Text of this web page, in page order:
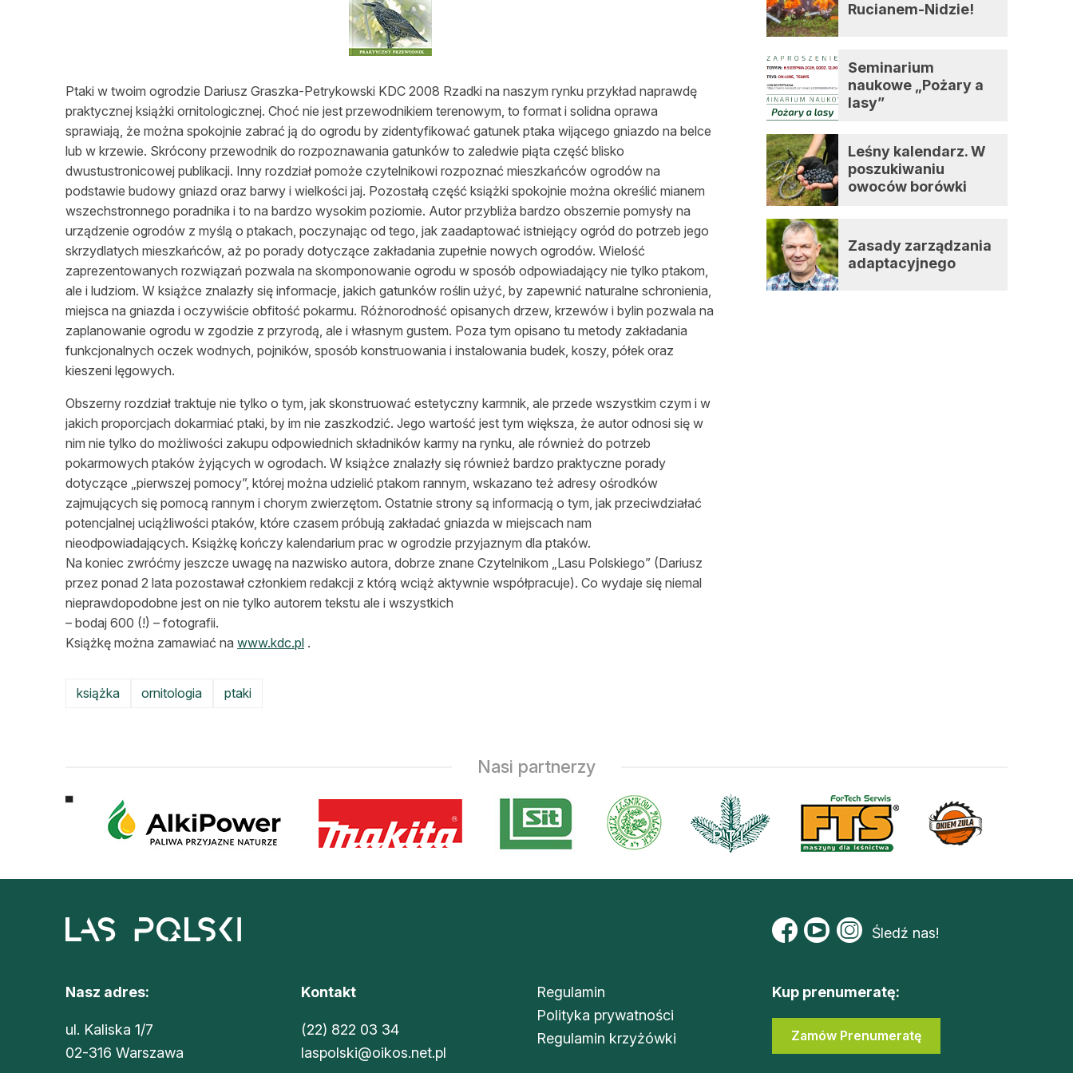
Lasy prywatne
Ptaki w twoim ogrodzie Dariusz Graszka-Petrykowski KDC 2008 Rzadki na naszym rynku przykład naprawdę
praktycznej książki ornitologicznej. Choć nie jest przewodnikiem terenowym, to format i solidna oprawa
sprawiają, że można spokojnie zabrać ją do ogrodu by zidentyfikować gatunek ptaka wijącego gniazdo na belce
lub w krzewie. Skrócony przewodnik do rozpoznawania gatunków to zaledwie piąta część blisko
dwustustronicowej publikacji. Inny rozdział pomoże czytelnikowi rozpoznać mieszkańców ogrodów na
podstawie budowy gniazd oraz barwy i wielkości jaj. Pozostałą część książki spokojnie można określić mianem
wszechstronnego poradnika i to na bardzo wysokim poziomie. Autor przybliża bardzo obszernie pomysły na
urządzenie ogrodów z myślą o ptakach, poczynając od tego, jak zaadaptować istniejący ogród do potrzeb jego
skrzydlatych mieszkańców, aż po porady dotyczące zakładania zupełnie nowych ogrodów. Wielość
zaprezentowanych rozwiązań pozwala na skomponowanie ogrodu w sposób odpowiadający nie tylko ptakom,
ale i ludziom. W książce znalazły się informacje, jakich gatunków roślin użyć, by zapewnić naturalne schronienia,
miejsca na gniazda i oczywiście obfitość pokarmu. Różnorodność opisanych drzew, krzewów i bylin pozwala na
zaplanowanie ogrodu w zgodzie z przyrodą, ale i własnym gustem. Poza tym opisano tu metody zakładania
funkcjonalnych oczek wodnych, pojników, sposób konstruowania i instalowania budek, koszy, półek oraz
kieszeni lęgowych.
Obszerny rozdział traktuje nie tylko o tym, jak skonstruować estetyczny karmnik, ale przede wszystkim czym i w
jakich proporcjach dokarmiać ptaki, by im nie zaszkodzić. Jego wartość jest tym większa, że autor odnosi się w
nim nie tylko do możliwości zakupu odpowiednich składników karmy na rynku, ale również do potrzeb
pokarmowych ptaków żyjących w ogrodach. W książce znalazły się również bardzo praktyczne porady
dotyczące „pierwszej pomocy”, której można udzielić ptakom rannym, wskazano też adresy ośrodków
zajmujących się pomocą rannym i chorym zwierzętom. Ostatnie strony są informacją o tym, jak przeciwdziałać
potencjalnej uciążliwości ptaków, które czasem próbują zakładać gniazda w miejscach nam
nieodpowiadających. Książkę kończy kalendarium prac w ogrodzie przyjaznym dla ptaków.
Na koniec zwróćmy jeszcze uwagę na nazwisko autora, dobrze znane Czytelnikom „Lasu Polskiego” (Dariusz
przez ponad 2 lata pozostawał członkiem redakcji z którą wciąż aktywnie współpracuje). Co wydaje się niemal
nieprawdopodobne jest on nie tylko autorem tekstu ale i wszystkich
– bodaj 600 (!) – fotografii.
Książkę można zamawiać na www.kdc.pl .
książka ornitologia ptaki
Rucianem-Nidzie!
Seminarium
naukowe „Pożary a
lasy”
Leśny kalendarz. W
poszukiwaniu
owoców borówki
Zasady zarządzania
adaptacyjnego
Nasi partnerzy
Śledź nas!
Nasz adres:
ul. Kaliska 1/7
02-316 Warszawa
Kontakt
(22) 822 03 34
laspolski@oikos.net.pl
Regulamin
Polityka prywatności
Regulamin krzyżówki
Kup prenumeratę:
Zamów Prenumeratę